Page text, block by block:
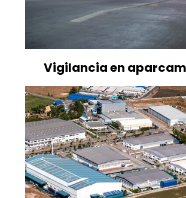
Vigilancia en